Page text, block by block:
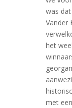
was
Vander
het
met